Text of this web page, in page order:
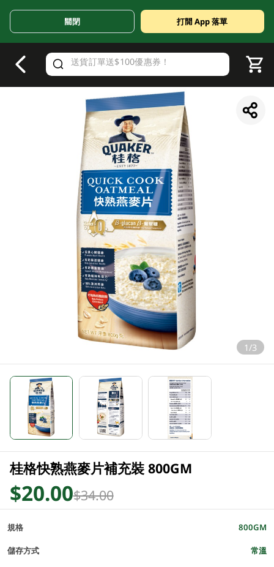
Valid Until 30 June 2026
關閉 打開 App 落單
1/3
桂格快熟燕麥片補充裝 800GM
$20.00$34.00
規格 800GM
儲存方式 常溫